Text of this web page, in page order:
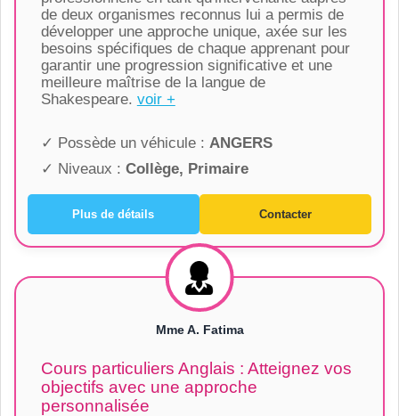
de deux organismes reconnus lui a permis de
développer une approche unique, axée sur les
besoins spécifiques de chaque apprenant pour
garantir une progression significative et une
meilleure maîtrise de la langue de
Shakespeare. voir +
✓ Possède un véhicule : ANGERS
✓ Niveaux : Collège, Primaire
Plus de détails Contacter
Mme A. Fatima
Cours particuliers Anglais : Atteignez vos
objectifs avec une approche
personnalisée